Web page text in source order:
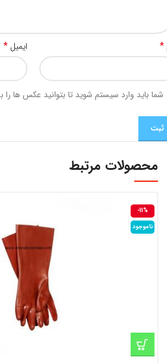
* ایمیل*
شما باید وارد سیستم شوید تا بتوانید عکس ها
محصولات مرتبط
-11%
ناموجود